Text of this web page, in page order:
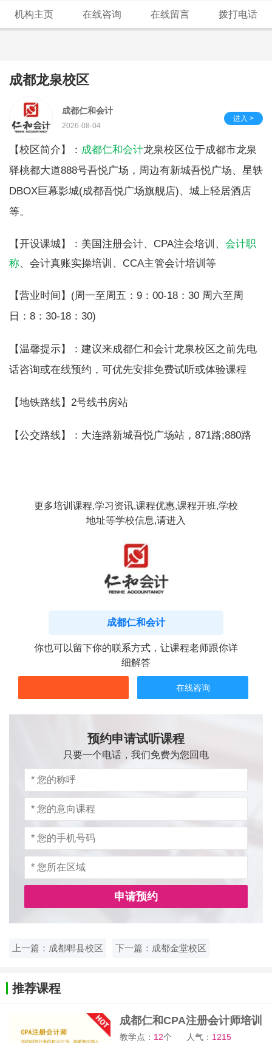
机构主页 在线咨询 在线留言 拨打电话
成都龙泉校区
成都仁和会计
2026-08-04
进入 >
【校区简介】： 成都仁和会计龙泉校区位于成都市龙泉
驿桃都大道888号吾悦广场，周边有新城吾悦广场、星轶
DBOX巨幕影城(成都吾悦广场旗舰店)、城上轻居酒店
等。
【开设课城】：美国注册会计、CPA注会培训、 会计职
称、会计真账实操培训、CCA主管会计培训等
【营业时间】(周一至周五：9：00-18：30 周六至周
日：8：30-18：30)
【温馨提示】：建议来成都仁和会计龙泉校区之前先电
话咨询或在线预约，可优先安排免费试听或体验课程
【地铁路线】2号线书房站
【公交路线】：大连路新城吾悦广场站，871路;880路
更多培训课程,学习资讯,课程优惠,课程开班,学校
地址等学校信息,请进入
成都仁和会计
你也可以留下你的联系方式，让课程老师跟你详
细解答
在线咨询
预约申请试听课程
只要一个电话，我们免费为您回电
申请预约
上一篇：成都郫县校区 下一篇：成都金堂校区
推荐课程
成都仁和CPA注册会计师培训
教学点： 12个 人气： 1215